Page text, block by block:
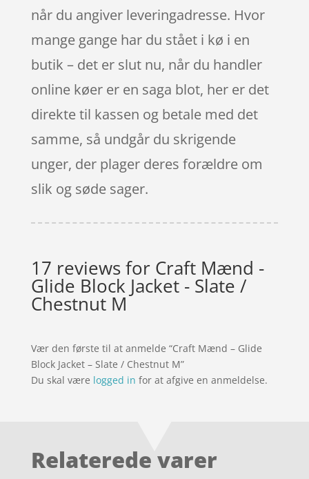
når du angiver leveringadresse. Hvor
mange gange har du stået i kø i en
butik – det er slut nu, når du handler
online køer er en saga blot, her er det
direkte til kassen og betale med det
samme, så undgår du skrigende
unger, der plager deres forældre om
slik og søde sager.
17 reviews for Craft Mænd -
Glide Block Jacket - Slate /
Chestnut M
Vær den første til at anmelde “Craft Mænd – Glide
Block Jacket – Slate / Chestnut M”
Du skal være logged in for at afgive en anmeldelse.
Relaterede varer